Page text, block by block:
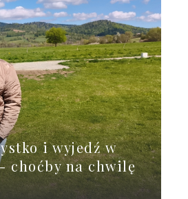
i wyjedź w
choćby na chwilę